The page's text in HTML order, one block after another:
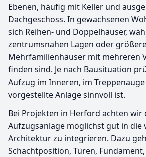
Ebenen, häufig mit Keller und
Dachgeschoss. In gewachsenen
sich Reihen- und Doppelhäuser,
zentrumsnahen Lagen oder
Mehrfamilienhäuser mit mehreren
finden sind. Je nach Bausituation
Aufzug im Inneren, im
vorgestellte Anlage sinnvoll ist.
Bei Projekten in Herford achten wir
Aufzugsanlage möglichst gut in die
Architektur zu integrieren. Dazu
Schachtposition, Türen,